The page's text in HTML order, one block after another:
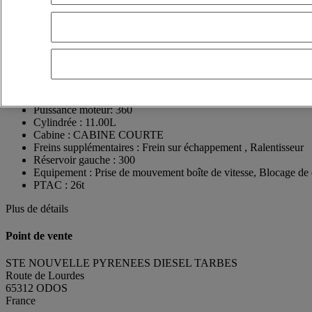
Puissance moteur:360
Cylindrée : 11.00L
Cabine : CABINE COURTE
Freins supplémentaires : Frein sur échappement , Ralentisseur
Réservoir gauche : 300
Equipement : Prise de mouvement boîte de vitesse, Blocage
PTAC : 26t
Plus de détails
Point de vente
STE NOUVELLE PYRENEES DIESEL TARBES
Route de Lourdes
65312 ODOS
France